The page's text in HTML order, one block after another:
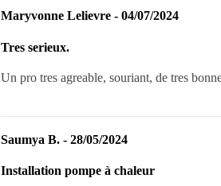
Maryvonne Lelievre - 04/07/2024
Tres serieux.
Un pro tres agreable, souriant, de tres
Saumya B. - 28/05/2024
Installation pompe à chaleur